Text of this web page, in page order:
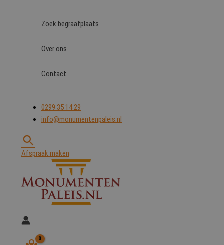
Zoek begraafplaats
Over ons
Contact
0299 35 14 29
info@monumentenpaleis.nl
Zoeken
Afspraak maken